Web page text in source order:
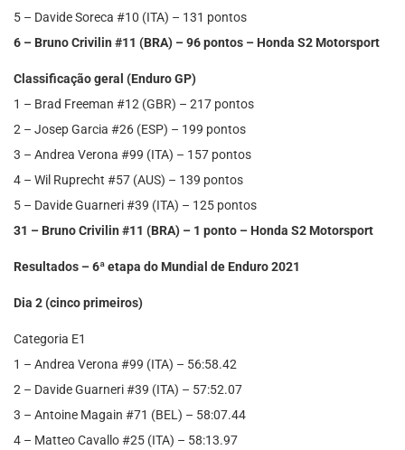
5 – Davide Soreca #10 (ITA) – 131 pontos
6 – Bruno Crivilin #11 (BRA) – 96 pontos – Honda S2 Motorsport
Classificação geral (Enduro GP)
1 – Brad Freeman #12 (GBR) – 217 pontos
2 – Josep Garcia #26 (ESP) – 199 pontos
3 – Andrea Verona #99 (ITA) – 157 pontos
4 – Wil Ruprecht #57 (AUS) – 139 pontos
5 – Davide Guarneri #39 (ITA) – 125 pontos
31 – Bruno Crivilin #11 (BRA) – 1 ponto – Honda S2 Motorsport
Resultados – 6ª etapa do Mundial de Enduro 2021
Dia 2 (cinco primeiros)
Categoria E1
1 – Andrea Verona #99 (ITA) – 56:58.42
2 – Davide Guarneri #39 (ITA) – 57:52.07
3 – Antoine Magain #71 (BEL) – 58:07.44
4 – Matteo Cavallo #25 (ITA) – 58:13.97